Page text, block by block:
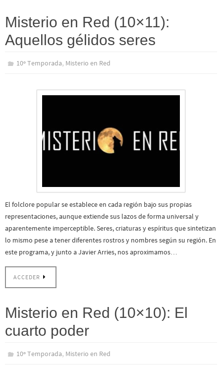
Misterio en Red (10×11):
Aquellos gélidos seres
10º Temporada, Misterio en Red
El folclore popular se establece en cada región bajo sus propias
representaciones, aunque extiende sus lazos de forma universal y
aparentemente imperceptible. Seres, criaturas y espíritus que sintetizan
lo mismo pese a tener diferentes rostros y nombres según su región. En
este programa, y junto a Javier Arries, nos aproximamos…
ACCEDER
Misterio en Red (10×10): El
cuarto poder
10º Temporada, Misterio en Red